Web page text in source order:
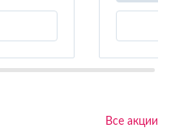
Все акции